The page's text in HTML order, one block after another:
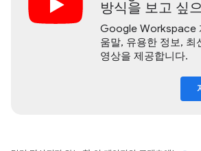
방식을 보고 싶
Google Workspace
움말, 유용한 정보, 최
영상을 제공합니다.